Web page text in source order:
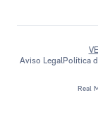
Real
Aviso LegalPolítica